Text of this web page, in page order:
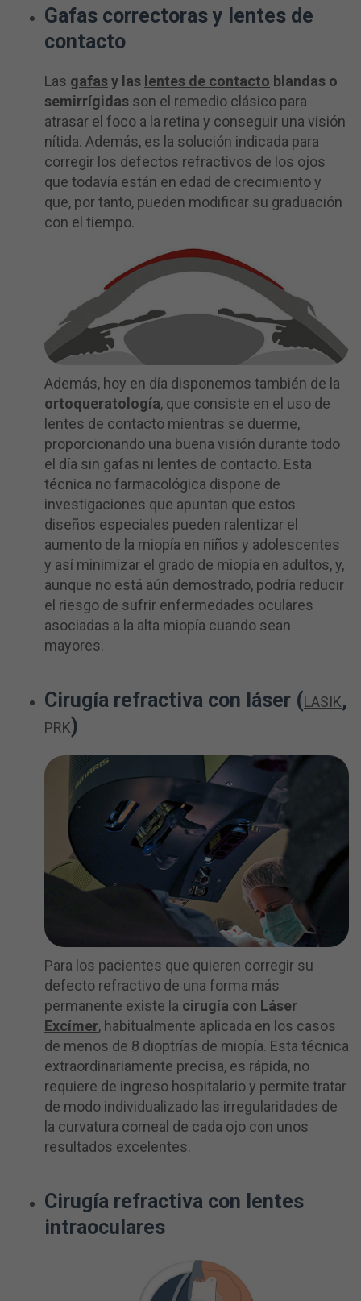
Gafas correctoras y lentes de
contacto
Las gafasy las lentes de contacto blandas o
semirrígidas son el remedio clásico para
atrasar el foco a la retina y conseguir una visión
nítida. Además, es la solución indicada para
corregir los defectos refractivos de los ojos
que todavía están en edad de crecimiento y
que, por tanto, pueden modificar su graduación
con el tiempo.
Además, hoy en día disponemos también de la
ortoqueratología, que consiste en el uso de
lentes de contacto mientras se duerme,
proporcionando una buena visión durante todo
el día sin gafas ni lentes de contacto. Esta
técnica no farmacológica dispone de
investigaciones que apuntan que estos
diseños especiales pueden ralentizar el
aumento de la miopía en niños y adolescentes
y así minimizar el grado de miopía en adultos, y,
aunque no está aún demostrado, podría reducir
el riesgo de sufrir enfermedades oculares
asociadas a la alta miopía cuando sean
mayores.
Cirugía refractiva con láser (LASIK,
PRK)
Para los pacientes que quieren corregir su
defecto refractivo de una forma más
permanente existe la cirugía con Láser
Excímer, habitualmente aplicada en los casos
de menos de 8 dioptrías de miopía. Esta técnica
extraordinariamente precisa, es rápida, no
requiere de ingreso hospitalario y permite tratar
de modo individualizado las irregularidades de
la curvatura corneal de cada ojo con unos
resultados excelentes.
Cirugía refractiva con lentes
intraoculares